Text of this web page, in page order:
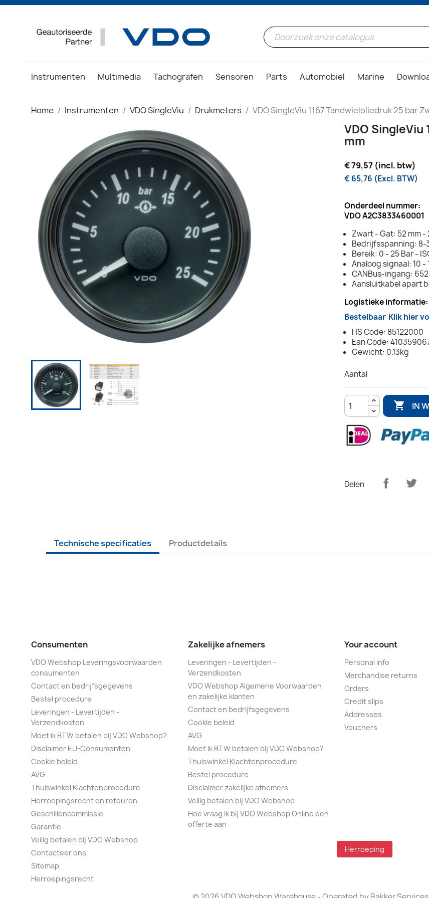
Instrumenten Multimedia Tachografen Sensoren Parts Automobiel Marine
Home Instrumenten VDO SingleViu Drukmeters VDO SingleViu 1167 Tandwieloliedruk 25 bar
VDO SingleViu
mm
€ 79,57 (incl. btw)
€ 65,76 (Excl. BTW)
Onderdeel nummer:
VDO A2C3833460001
Zwart - Gat: 52 mm -
Bedrijfsspanning: 8-
Bereik: 0 - 25 Bar -
Analoog signaal: 10 -
CANBus-ingang:
Aansluitkabel apart
Logistieke informatie:
Bestelbaar Klik hier
HS Code: 85122000
Ean Code:
Gewicht: 0.13kg
Aantal
 IN
Delen
Technische specificaties Productdetails
Consumenten
VDO Webshop Leveringsvoorwaarden
consumenten
Contact en bedrijfsgegevens
Bestel procedure
Leveringen - Levertijden -
Verzendkosten
Moet ik BTW betalen bij VDO Webshop?
Disclaimer EU-Consumenten
Cookie beleid
AVG
Thuiswinkel Klachtenprocedure
Herroepingsrecht en retouren
Geschillencommissie
Garantie
Veilig betalen bij VDO Webshop
Contacteer ons
Sitemap
Herroepingsrecht
Zakelijke afnemers
Leveringen - Levertijden -
Verzendkosten
VDO Webshop Algemene Voorwaarden
en zakelijke klanten
Contact en bedrijfsgegevens
Cookie beleid
AVG
Moet ik BTW betalen bij VDO Webshop?
Thuiswinkel Klachtenprocedure
Bestel procedure
Disclaimer zakelijke afnemers
Veilig betalen bij VDO Webshop
Hoe vraag ik bij VDO Webshop Online een
offerte aan
Your account
Personal info
Merchandise returns
Orders
Credit slips
Addresses
Vouchers
Herroeping